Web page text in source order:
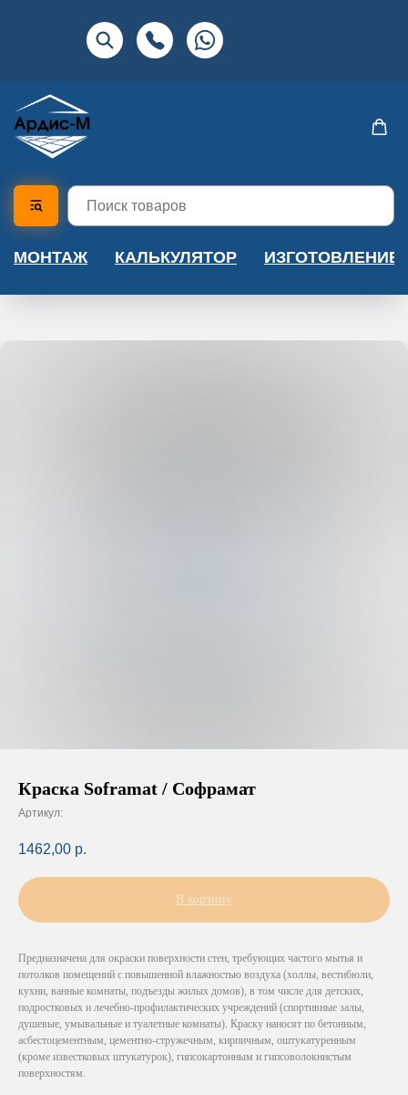
МОНТАЖ КАЛЬКУЛЯТОР ИЗГОТОВЛЕНИЕ
Краска Soframat / Софрамат
Артикул:
1462,00 р.
В корзину
Предназначена для окраски поверхности стен, требующих частого мытья и
потолков помещений с повышенной влажностью воздуха (холлы, вестибюли,
кухни, ванные комнаты, подъезды жилых домов), в том числе для детских,
подростковых и лечебно-профилактических учреждений (спортивные залы,
душевые, умывальные и туалетные комнаты). Краску наносят по бетонным,
асбестоцементным, цементно-стружечным, кирпичным, оштукатуренным
(кроме известковых штукатурок), гипсокартонным и гипсоволокнистым
поверхностям.